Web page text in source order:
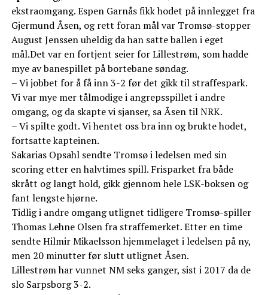
ekstraomgang. Espen Garnås fikk hodet på innlegget fra
Gjermund Åsen, og rett foran mål var Tromsø-stopper
August Jenssen uheldig da han satte ballen i eget
mål.Det var en fortjent seier for Lillestrøm, som hadde
mye av banespillet på bortebane søndag.
– Vi jobbet for å få inn 3-2 før det gikk til straffespark.
Vi var mye mer tålmodige i angrepsspillet i andre
omgang, og da skapte vi sjanser, sa Åsen til NRK.
– Vi spilte godt. Vi hentet oss bra inn og brukte hodet,
fortsatte kapteinen.
Sakarias Opsahl sendte Tromsø i ledelsen med sin
scoring etter en halvtimes spill. Frisparket fra både
skrått og langt hold, gikk gjennom hele LSK-boksen og
fant lengste hjørne.
Tidlig i andre omgang utlignet tidligere Tromsø-spiller
Thomas Lehne Olsen fra straffemerket. Etter en time
sendte Hilmir Mikaelsson hjemmelaget i ledelsen på ny,
men 20 minutter før slutt utlignet Åsen.
Lillestrøm har vunnet NM seks ganger, sist i 2017 da de
slo Sarpsborg 3-2.